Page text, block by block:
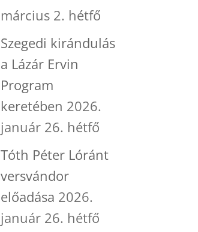
március 2. hétfő
Szegedi kirándulás
a Lázár Ervin
Program
keretében 2026.
január 26. hétfő
Tóth Péter Lóránt
versvándor
előadása 2026.
január 26. hétfő